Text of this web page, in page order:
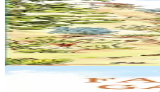
Le jour ou Loup Gris est
Ce n’est pas parce qu’on est bleu et
En stock13,00 €
5 ans et plus